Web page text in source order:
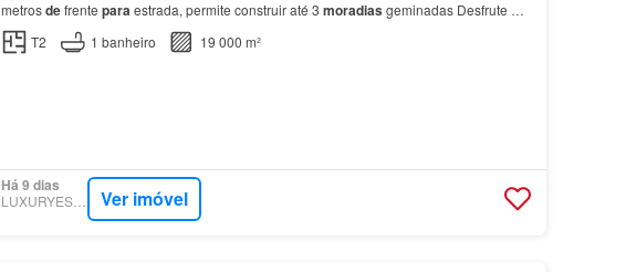
metrosdefrente paraestrada, permite construir até 3 moradias geminadas Desfrute de
pomares, 2 poços com água…
T2 1 banheiro 19 000 m²
Há 9 dias
LUXURYESTATE Ver imóvel